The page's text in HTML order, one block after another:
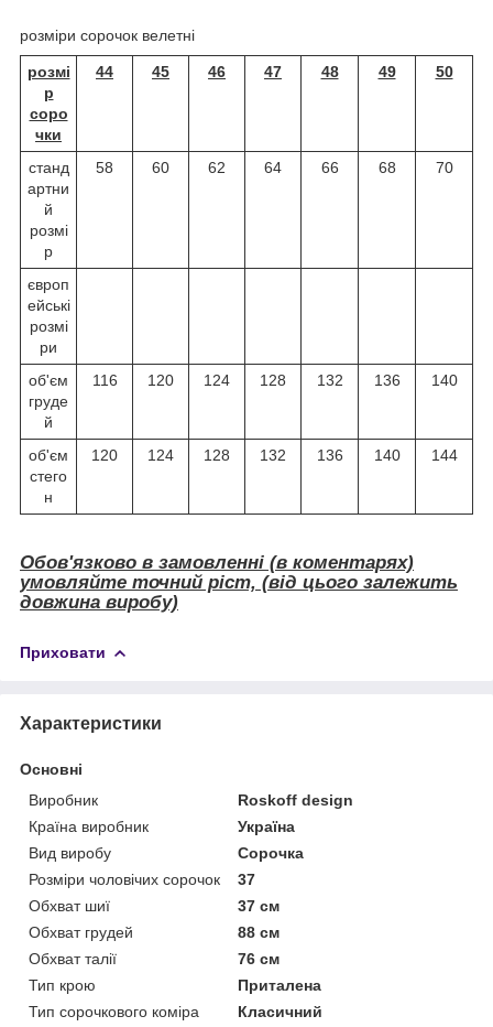
розміри сорочок велетні
розмі
р
соро
чки
44 45 46 47 48 49 50
станд
артни
й
розмі
р
58 60 62 64 66 68 70
європ
ейські
розмі
ри
об'єм
груде
й
116 120 124 128 132 136 140
об'єм
стего
н
120 124 128 132 136 140 144
Обов'язково в замовленні (в коментарях)
умовляйте точний ріст, (від цього залежить
довжина виробу)
Приховати
Характеристики
Основні
Виробник
Roskoff design
Країна виробник
Україна
Вид виробу
Сорочка
Розміри чоловічих сорочок
37
Обхват шиї
37 см
Обхват грудей
88 см
Обхват талії
76 см
Тип крою
Приталена
Тип сорочкового коміра
Класичний